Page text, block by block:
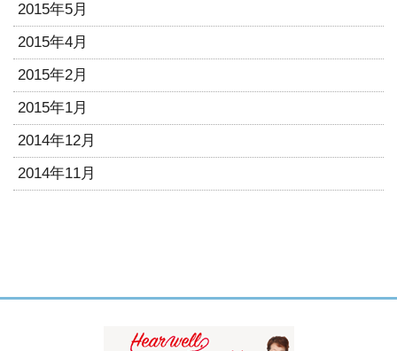
2015年5月
2015年4月
2015年2月
2015年1月
2014年12月
2014年11月